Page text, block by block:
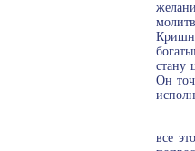
стану
Он
все